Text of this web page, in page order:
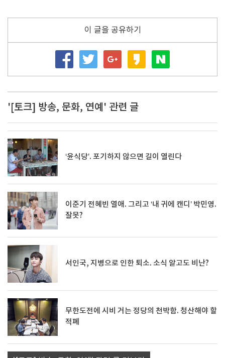
이 글을 공유하기
'[토크] 방송, 문화, 연예' 관련 글
‘윤식당’. 포기하지 않으면 길이 열린다
이준기 전혜빈 열애. 그리고 ‘내 귀에 캔디’ 박민영.
잘못?
서인국, 지병으로 인한 퇴소. 소식 알고도 비난?
무한도전에 시비 거는 정당의 천박함. 청산해야 할
적폐